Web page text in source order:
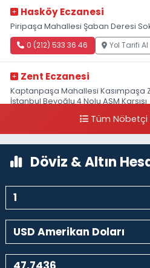
Hasköy Eczanesi
Piripaşa Mahallesi Şaban Deresi
0 (212) 533 36 46 Yol Tarifi Al
Zent Eczanesi
Kaptanpaşa Mahallesi Kasımpaşa
İstanbul Beyoğlu 4 Nolu ASM Karşısı
0 (212) 297 96 92 Yol Tarifi Al
Tüm Nöbetçi
Döviz & Altın